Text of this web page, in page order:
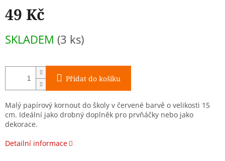
49 Kč
cena:
SKLADEM (3 ks)
Přidat do košíku
Malý papírový kornout do školy v červené barvě o velikosti 15
cm. Ideální jako drobný doplněk pro prvňáčky nebo jako
dekorace.
Detailní informace